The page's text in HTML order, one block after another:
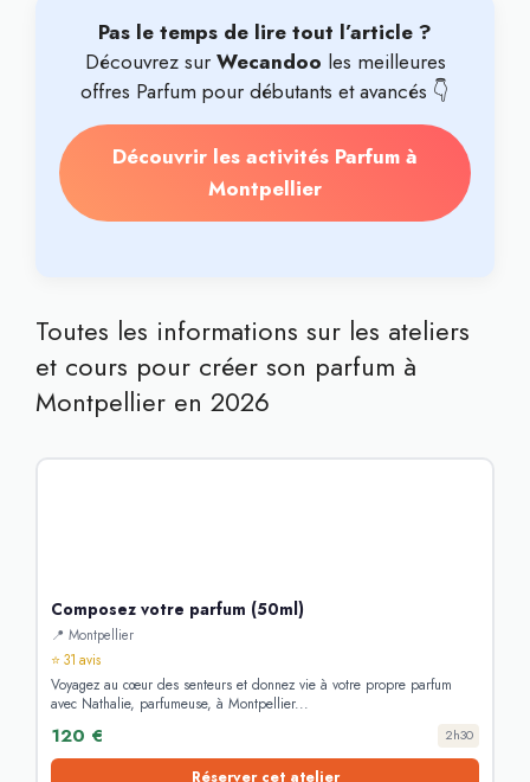
Pas le temps de lire tout l’article ?
Découvrez sur Wecandoo les meilleures
offres Parfum pour débutants et avancés 👇
Découvrir les activités Parfum à
Montpellier
Toutes les informations sur les ateliers
et cours pour créer son parfum à
Montpellier en 2026
Composez votre parfum (50ml)
📍 Montpellier
⭐ 31 avis
Voyagez au cœur des senteurs et donnez vie à votre propre parfum
avec Nathalie, parfumeuse, à Montpellier...
120 € 2h30
Réserver cet atelier